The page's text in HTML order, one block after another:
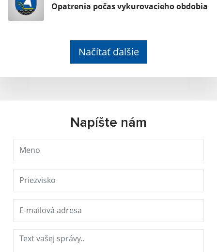
Opatrenia počas vykurovacieho obdobia
Načítať ďalšie
Napíšte nám